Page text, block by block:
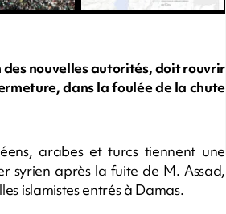
nouvelles autorités, doit rouvrir
dans la foulée de la chute
arabes et turcs tiennent une
syrien après la fuite de M. Assad,
islamistes entrés à Damas.